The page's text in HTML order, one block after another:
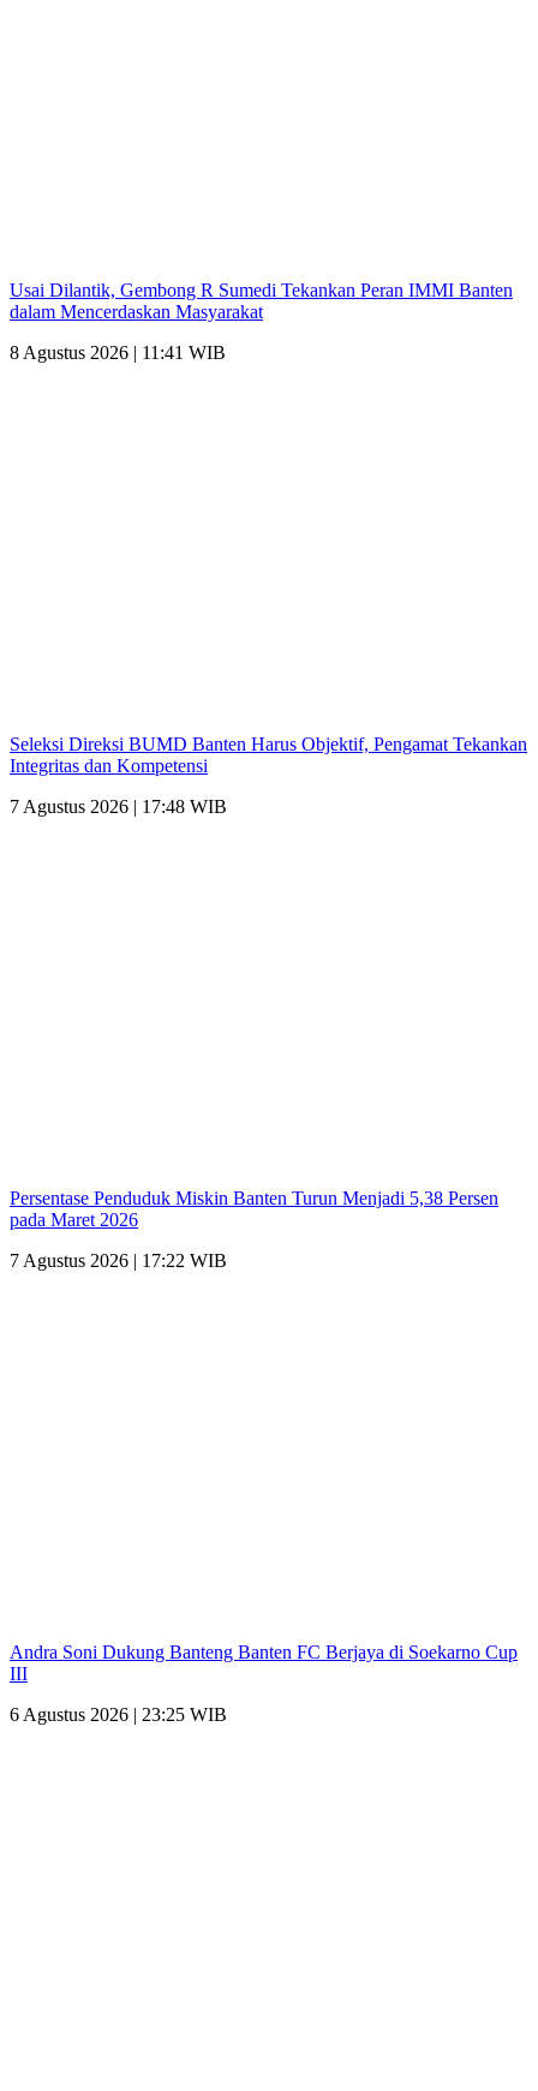
Usai Dilantik, Gembong R Sumedi Tekankan Peran IMMI Banten
dalam Mencerdaskan Masyarakat
8 Agustus 2026 | 11:41 WIB
Seleksi Direksi BUMD Banten Harus Objektif, Pengamat Tekankan
Integritas dan Kompetensi
7 Agustus 2026 | 17:48 WIB
Persentase Penduduk Miskin Banten Turun Menjadi 5,38 Persen
pada Maret 2026
7 Agustus 2026 | 17:22 WIB
Andra Soni Dukung Banteng Banten FC Berjaya di Soekarno Cup
III
6 Agustus 2026 | 23:25 WIB